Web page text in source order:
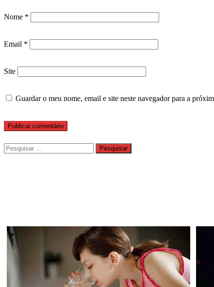
Nome *
Email *
Site
Guardar o meu nome, email e site neste navegador para a
Pesquisar
por: